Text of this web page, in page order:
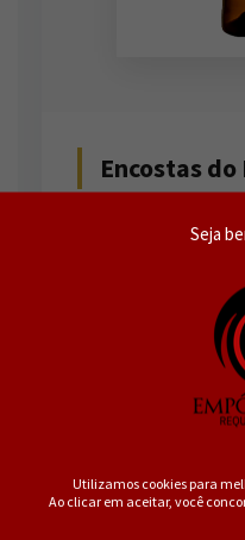
Seja
Utilizamos cookies para
Ao clicar em aceitar, você
Encostas
e equilibrado que
SKU 5606469000886